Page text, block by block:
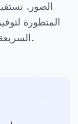
الصور.
المتطورة
السريعة والدقيقة وعالية الجودة.